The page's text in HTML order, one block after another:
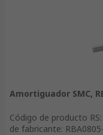
Amortiguador SMC,
Código de producto RS:
de fabricante: